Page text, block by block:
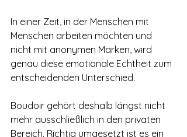
In einer Zeit, in der Menschen mit
Menschen arbeiten möchten und
nicht mit anonymen Marken, wird
genau diese emotionale Echtheit zum
entscheidenden Unterschied.
Boudoir gehört deshalb längst nicht
mehr ausschließlich in den privaten
Bereich. Richtig umgesetzt ist es ein